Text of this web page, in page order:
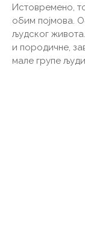
Истовремено,
обим појмова.
људског
и породичне,
мале групе људи.